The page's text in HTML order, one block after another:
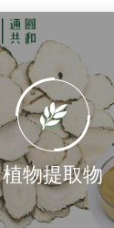
植物提取物